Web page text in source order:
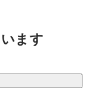
ます